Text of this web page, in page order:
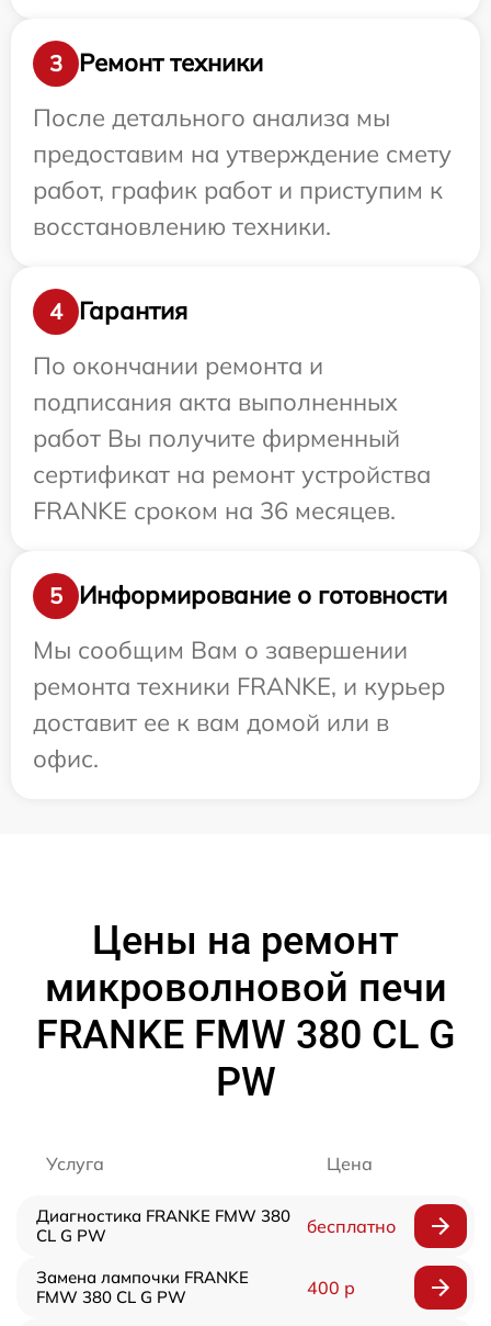
3
Ремонт техники
После детального анализа мы
предоставим на утверждение смету
работ, график работ и приступим к
восстановлению техники.
4
Гарантия
По окончании ремонта и
подписания акта выполненных
работ Вы получите фирменный
сертификат на ремонт устройства
FRANKE сроком на 36 месяцев.
5
Информирование о готовности
Мы сообщим Вам о завершении
ремонта техники FRANKE, и курьер
доставит ее к вам домой или в
офис.
Цены на ремонт
микроволновой печи
FRANKE FMW 380 CL G
PW
Услуга Цена
Диагностика FRANKE FMW 380
CL G PW
бесплатно
Замена лампочки FRANKE
FMW 380 CL G PW
400 р